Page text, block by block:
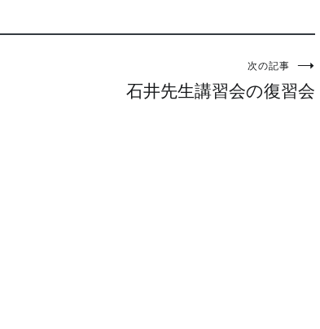
次の記事
石井先生講習会の復習会